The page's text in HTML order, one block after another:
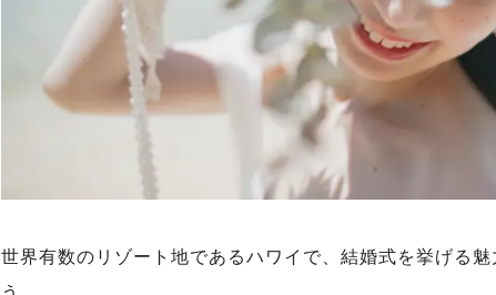
世界有数のリゾート地であるハワイで、結婚式を挙げる